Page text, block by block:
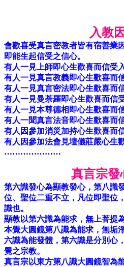
入教
會歡喜受真言密教者皆有宿善業
即能生起信受之信心。
有人一見上師即心生歡喜而信受入
有人一見真言教義即心生歡喜而
有人一見真言密法即心生歡喜而
有人一見曼荼羅即心生歡喜而信
有人一見本尊德相即心生歡喜而
有人一聞真言法音即心生歡
有人因參加消災加持心生歡
有人因參加法會見壇儀莊嚴心生
…………………
真言宗發
第六識發心為顯教發心，第八識
位、聖位二重不立，凡位即聖位
識也。
顯教以第六識為能求，無上菩提
本覺大圓鏡第八識為能求，無垢
六識為能發體，第六識是分別心
覺之宗教。
真言宗以東方第八識大圓鏡智為